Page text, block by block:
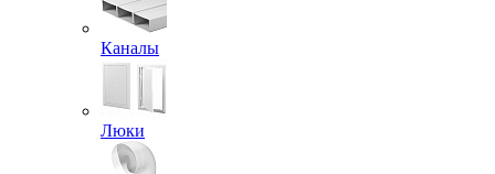
Каналы
Люки